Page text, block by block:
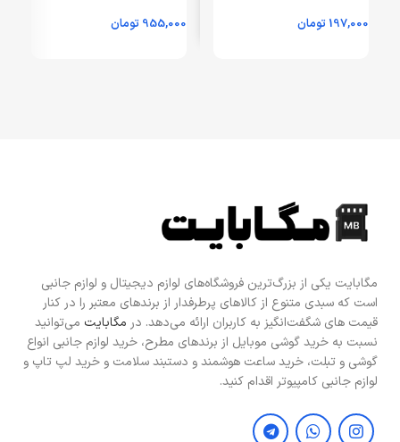
197,000 تومان
(گارانتی 18ماهه حافظه
955,000 تومان
مگابایت یکی از بزرگ‌ترین فروشگاه‌های لوازم دیجیتال و لوازم جانبی
است که سبدی متنوع از کالاهای پرطرفدار از برندهای معتبر را در کنار
قیمت های شگفت‌انگیز به کاربران ارائه می‌دهد. در مگابایت می‌توانید
نسبت به خرید گوشی موبایل از برندهای مطرح، خرید لوازم جانبی انواع
گوشی و تبلت، خرید ساعت هوشمند و دستبند سلامت و خرید لپ تاپ و
لوازم جانبی کامپیوتر اقدام کنید.